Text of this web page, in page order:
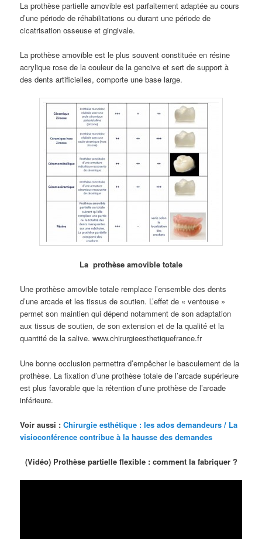
La prothèse partielle amovible est parfaitement adaptée au cours
d’une période de réhabilitations ou durant une période de
cicatrisation osseuse et gingivale.
La prothèse amovible est le plus souvent constituée en résine
acrylique rose de la couleur de la gencive et sert de support à
des dents artificielles, comporte une base large.
La prothèse amovible totale
Une prothèse amovible totale remplace l’ensemble des dents
d’une arcade et les tissus de soutien. L’effet de « ventouse »
permet son maintien qui dépend notamment de son adaptation
aux tissus de soutien, de son extension et de la qualité et la
quantité de la salive. www.chirurgieesthetiquefrance.fr
Une bonne occlusion permettra d’empêcher le basculement de la
prothèse. La fixation d’une prothèse totale de l’arcade supérieure
est plus favorable que la rétention d’une prothèse de l’arcade
inférieure.
Voir aussi :Chirurgie esthétique : les ados demandeurs / La
visioconférence contribue à la hausse des demandes
(Vidéo) Prothèse partielle flexible : comment la fabriquer ?